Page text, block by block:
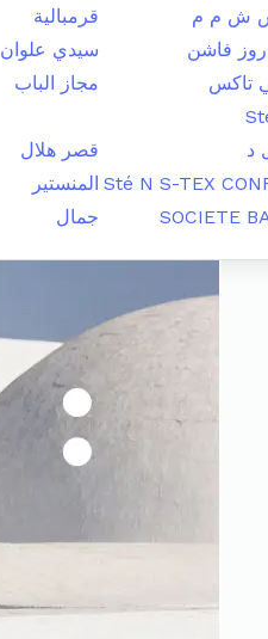
ش م م
قرمبالية
فاشن
سيدي علوان
تاكس
مجاز الباب
د
قصر هلال
Sté N S-TEX المنستير
SOCIETE
جمال